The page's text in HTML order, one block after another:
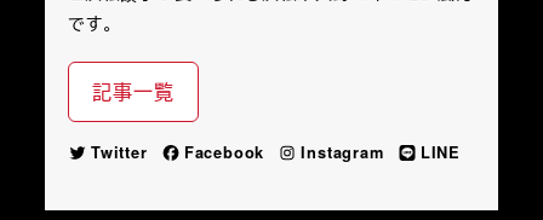
です。
記事一覧
Twitter Facebook Instagram LINE